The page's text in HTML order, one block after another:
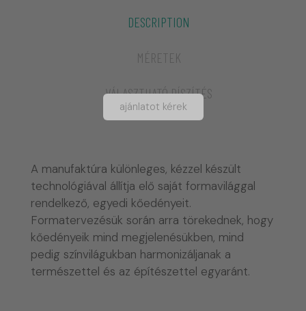
DESCRIPTION
MÉRETEK
VÁLASZTHATÓ DÍSZÍTÉS
A manufaktúra különleges, kézzel készült
technológiával állítja elő saját formavilággal
rendelkező, egyedi kőedényeit.
Formatervezésük során arra törekednek, hogy
kőedényeik mind megjelenésükben, mind
pedig színvilágukban harmonizáljanak a
természettel és az építészettel egyaránt.
ajánlatot kérek